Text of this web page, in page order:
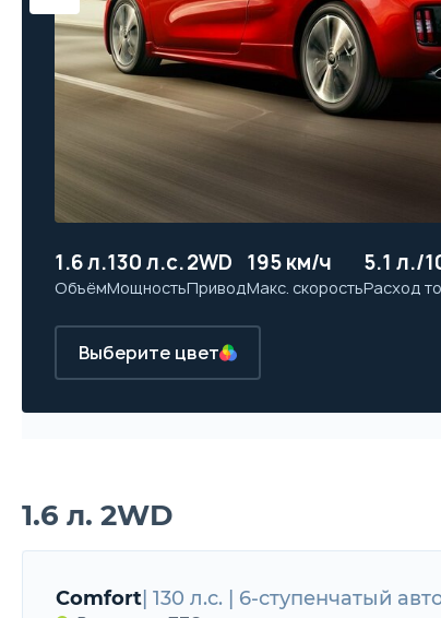
1.6 л.
Объём
130 л.с.
Мощность
2WD
Привод
195 км/ч
Макс. скорость
5.1 л./
Расход
Выберите цвет
1.6 л. 2WD
Comfort | 130 л.с. | 6-ступенчатый